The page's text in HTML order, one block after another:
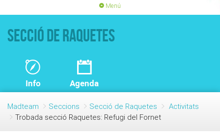
Menú
FES-TE SOCI
Secció de Raquetes
Info Agenda
Madteam Seccions Secció de Raquetes
Activitats
Trobada secció Raquetes: Refugi del Fornet